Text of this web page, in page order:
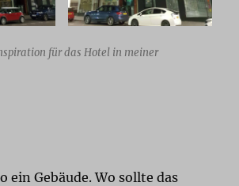
für das Hotel in meiner
ein Gebäude. Wo sollte das